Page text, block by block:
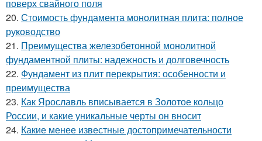
поверх свайного поля
20. Стоимость фундамента монолитная плита: полное
руководство
21. Преимущества железобетонной монолитной
фундаментной плиты: надежность и долговечность
22. Фундамент из плит перекрытия: особенности и
преимущества
23. Как Ярославль вписывается в Золотое кольцо
России, и какие уникальные черты он вносит
24. Какие менее известные достопримечательности